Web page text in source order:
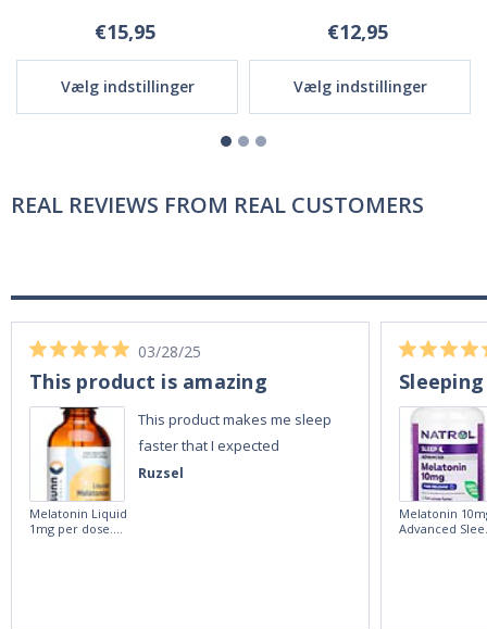
€15,95
Vælg indstillinger
€12,95
Vælg indstillinger
REAL REVIEWS FROM REAL CUSTOMERS
Ruzsel
03/28/25
This product is amazing
This product makes me sleep
faster that I expected
Melatonin Liquid
1mg per dose.
Melatonin
Advanced